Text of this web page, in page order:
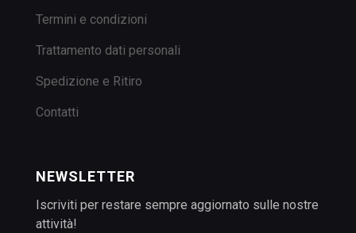
Termini e condizioni
Trattamento dati personali
Spedizione e Ritiro
Contatti
NEWSLETTER
Iscriviti per restare sempre aggiornato sulle nostre
attività!